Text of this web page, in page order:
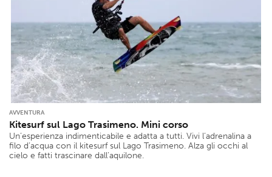
AVVENTURA
Kitesurf sul Lago Trasimeno. Mini corso
Un’esperienza indimenticabile e adatta a tutti. Vivi l’adrenalina a
filo d’acqua con il kitesurf sul Lago Trasimeno. Alza gli occhi al
cielo e fatti trascinare dall’aquilone.